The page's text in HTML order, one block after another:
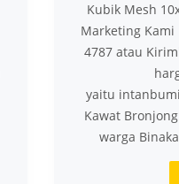
Kubik Mesh
Marketing Kami
4787 atau
yaitu
Kawat
warga